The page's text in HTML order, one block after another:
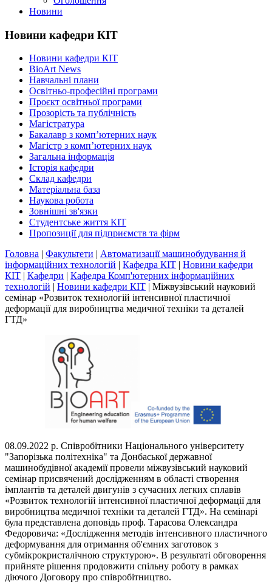
Новини
Новини кафедри КІТ
Новини кафедри КІТ
BioArt News
Навчальні плани
Освітньо-професійні програми
Проєкт освітньої програми
Прозорість та публічність
Магістратура
Бакалавр з комп’ютерних наук
Магістр з комп’ютерних наук
Загальна інформація
Історія кафедри
Склад кафедри
Матеріальна база
Наукова робота
Зовнішні зв'язки
Студентське життя КІТ
Пропозиції для підприємств та фірм
Головна | Факультети | Автоматизації машинобудування й
інформаційних технологій | Кафедра КІТ | Новини кафедри
КІТ | Кафедри | Кафедра Комп'ютерних інформаційних
технологій | Новини кафедри КІТ | Міжвузівський науковий
семінар «Розвиток технологій інтенсивної пластичної
деформації для виробництва медичної техніки та деталей
ГТД»
08.09.2022 р. Співробітники Національного університету
"Запорізька політехніка" та Донбаської державної
машинобудівної академії провели міжвузівський науковий
семінар присвячений дослідженням в області створення
імплантів та деталей двигунів з сучасних легких сплавів
«Розвиток технологій інтенсивної пластичної деформації для
виробництва медичної техніки та деталей ГТД». На семінарі
була представлена доповідь проф. Тарасова Олександра
Федоровича: «Дослідження методів інтенсивного пластичного
деформування для отримання об'ємних заготовок з
субмікрокристалічною структурою». В результаті обговорення
прийняте рішення продовжити спільну роботу в рамках
діючого Договору про співробітництво.